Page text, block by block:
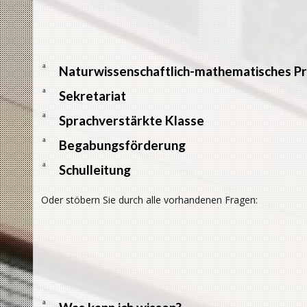
a Naturwissenschaftlich-mathematisches
a Sekretariat
a Sprachverstärkte Klasse
a Begabungsförderung
a Schulleitung
Oder stöbern Sie durch alle vorhandenen Fragen:
a